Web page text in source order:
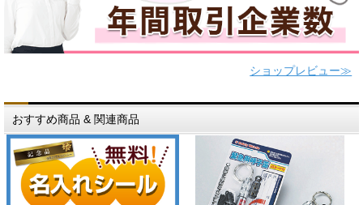
ショップレビュー≫
おすすめ商品 & 関連商品